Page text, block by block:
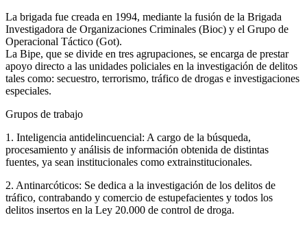
La brigada fue creada en 1994, mediante la fusión de la Brigada
Investigadora de Organizaciones Criminales (Bioc) y el Grupo de
Operacional Táctico (Got).
La Bipe, que se divide en tres agrupaciones, se encarga de prestar
apoyo directo a las unidades policiales en la investigación de delitos
tales como: secuestro, terrorismo, tráfico de drogas e investigaciones
especiales.
Grupos de trabajo
1. Inteligencia antidelincuencial: A cargo de la búsqueda,
procesamiento y análisis de información obtenida de distintas
fuentes, ya sean institucionales como extrainstitucionales.
2. Antinarcóticos: Se dedica a la investigación de los delitos de
tráfico, contrabando y comercio de estupefacientes y todos los
delitos insertos en la Ley 20.000 de control de droga.